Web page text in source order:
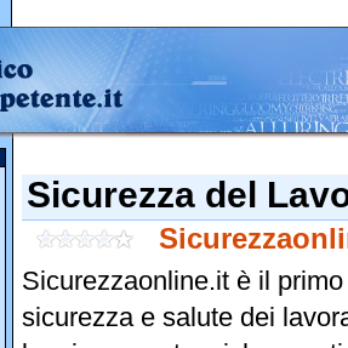
Sicurezza del
Sicurezzaonline.it è il
sicurezza e salute dei